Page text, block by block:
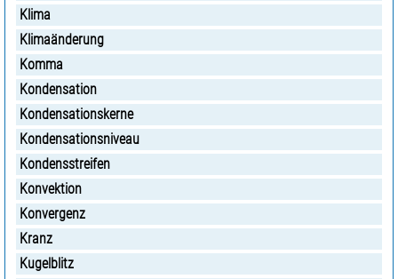
Klima
Klimaänderung
Komma
Kondensation
Kondensationskerne
Kondensationsniveau
Kondensstreifen
Konvektion
Konvergenz
Kranz
Kugelblitz